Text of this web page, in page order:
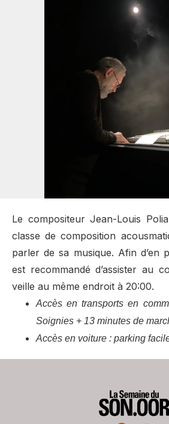
Le compositeur Jean-Louis
classe de composition
parler de sa musique. Afin d’en
est recommandé d’assister au
veille au même endroit à 20:00.
Accès en transports en
Soignies + 13 minutes de
Accès en voiture : parking